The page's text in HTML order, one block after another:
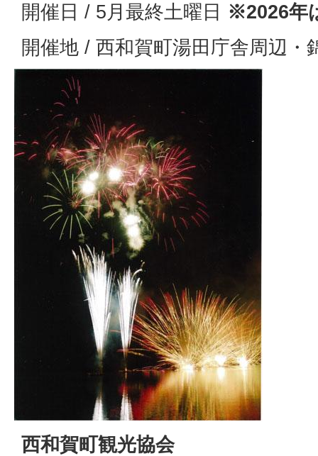
開催日 / 5月最終土曜日 ※2026年
開催地 / 西和賀町湯田庁舎周辺・
西和賀町観光協会